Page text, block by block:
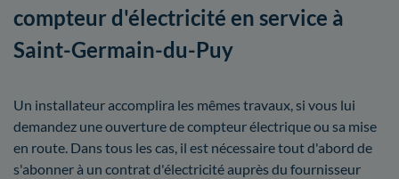
compteur d'électricité en service à
Saint-Germain-du-Puy
Un installateur accomplira les mêmes travaux, si vous lui
demandez une ouverture de compteur électrique ou sa mise
en route. Dans tous les cas, il est nécessaire tout d'abord de
s'abonner à un contrat d'électricité auprès du fournisseur